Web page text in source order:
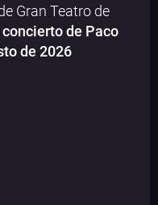
Gran Teatro de
concierto de Paco
de 2026